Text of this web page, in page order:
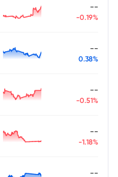
--
-0.19%
--
0.38%
--
-0.51%
--
-1.18%
--